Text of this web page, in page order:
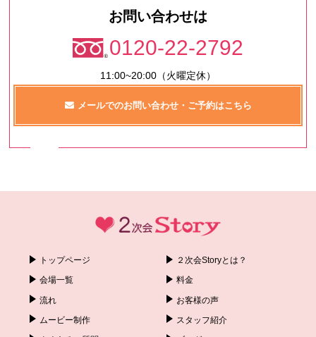
お問い合わせは
0120-22-2792
11:00~20:00（火曜定休）
メールでのお問い合わせ・ご予約はこちら
トップページ ２次会Storyとは？
会場一覧 料金
流れ お客様の声
ムービー制作 スタッフ紹介